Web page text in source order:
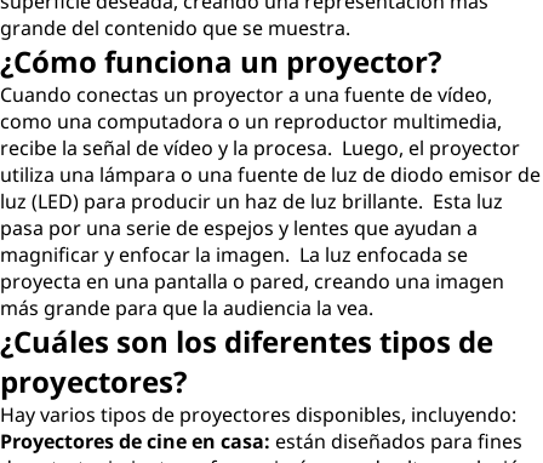
grande del contenido que se muestra.
¿Cómo funciona un proyector?
Cuando conectas un proyector a una fuente de vídeo,
como una computadora o un reproductor multimedia,
recibe la señal de vídeo y la procesa. Luego, el proyector
utiliza una lámpara o una fuente de luz de diodo emisor de
luz (LED) para producir un haz de luz brillante. Esta luz
pasa por una serie de espejos y lentes que ayudan a
magnificar y enfocar la imagen. La luz enfocada se
proyecta en una pantalla o pared, creando una imagen
más grande para que la audiencia la vea.
¿Cuáles son los diferentes tipos de
proyectores?
Hay varios tipos de proyectores disponibles, incluyendo:
Proyectores de cine en casa: están diseñados para fines